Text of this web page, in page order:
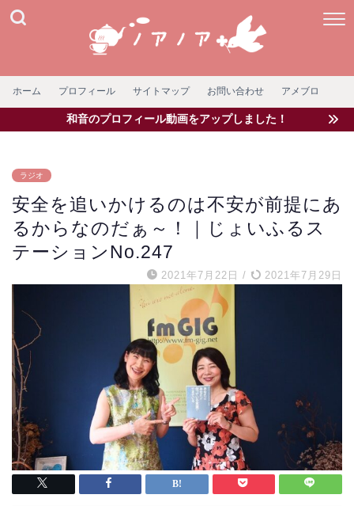
ホーム プロフィール サイトマップ お問い合わせ アメブロ
和音のプロフィール動画をアップしました！
ラジオ
安全を追いかけるのは不安が前提にあ
るからなのだぁ～！｜じょいふるス
テーションNo.247
2021年7月22日 / 2021年7月29日